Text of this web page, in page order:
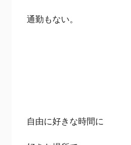
通勤もない。
自由に好きな時間に